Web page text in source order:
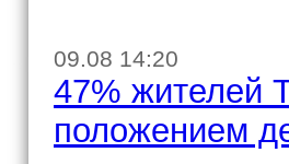
09.08 14:20
47% жителей
положением